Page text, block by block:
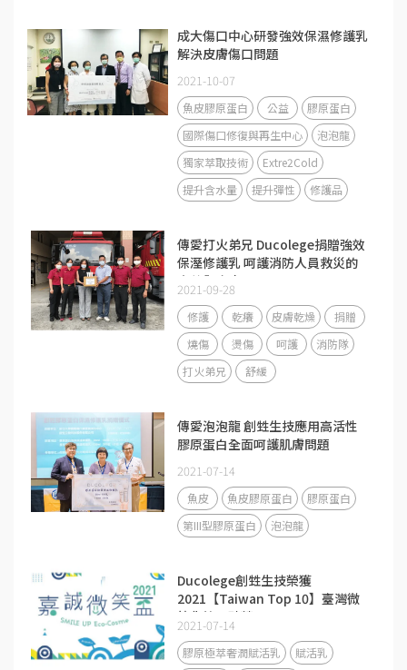
成大傷口中心研發強效保濕修護乳
解決皮膚傷口問題
2021-10-07
魚皮膠原蛋白 公益
膠原蛋白
國際傷口修復與再生中心
泡泡龍
獨家萃取技術
Extre2Cold
提升含水量
提升彈性 修護品
傳愛打火弟兄 Ducolege捐贈強效
保溼修護乳 呵護消防人員救災的
辛苦與疼痛
2021-09-28
修護 乾癢 皮膚乾燥
捐贈
燒傷
燙傷 呵護
消防隊
打火弟兄
舒緩
傳愛泡泡龍 創甡生技應用高活性
膠原蛋白全面呵護肌膚問題
2021-07-14
魚皮 魚皮膠原蛋白
膠原蛋白
第III型膠原蛋白
泡泡龍
Ducolege創甡生技榮獲
2021【Taiwan Top 10】臺灣微
笑化粧品殊榮！
2021-07-14
膠原極萃奢潤賦活乳
賦活乳